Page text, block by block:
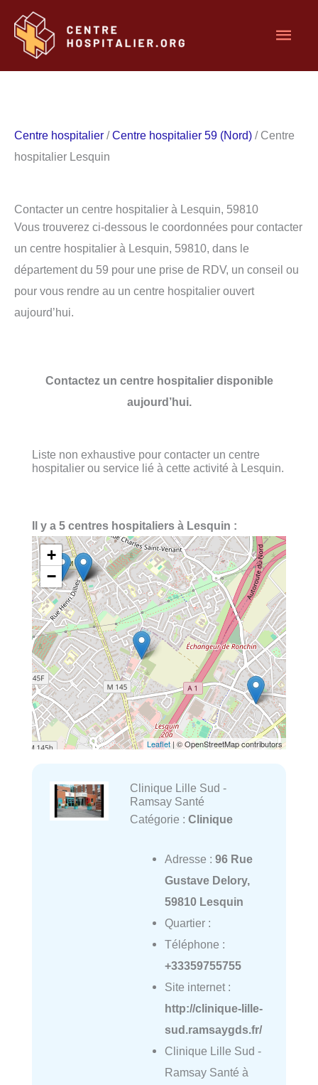
contenu
Centre hospitalier /Centre hospitalier 59 (Nord) / Centre
hospitalier Lesquin
Contacter un centre hospitalier à Lesquin, 59810
Vous trouverez ci-dessous le coordonnées pour contacter
un centre hospitalier à Lesquin, 59810, dans le
département du 59 pour une prise de RDV, un conseil ou
pour vous rendre au un centre hospitalier ouvert
aujourd’hui.
Contactez un centre hospitalier disponible
aujourd’hui.
Liste non exhaustive pour contacter un centre
hospitalier ou service lié à cette activité à Lesquin.
Il y a 5 centres hospitaliers à Lesquin :
+
−
Leaflet | © OpenStreetMap contributors
Clinique Lille Sud -
Ramsay Santé
Catégorie : Clinique
Adresse : 96 Rue
Gustave Delory,
59810 Lesquin
Quartier :
Téléphone :
+33359755755
Site internet :
http://clinique-lille-
sud.ramsaygds.fr/
Clinique Lille Sud -
Ramsay Santé à